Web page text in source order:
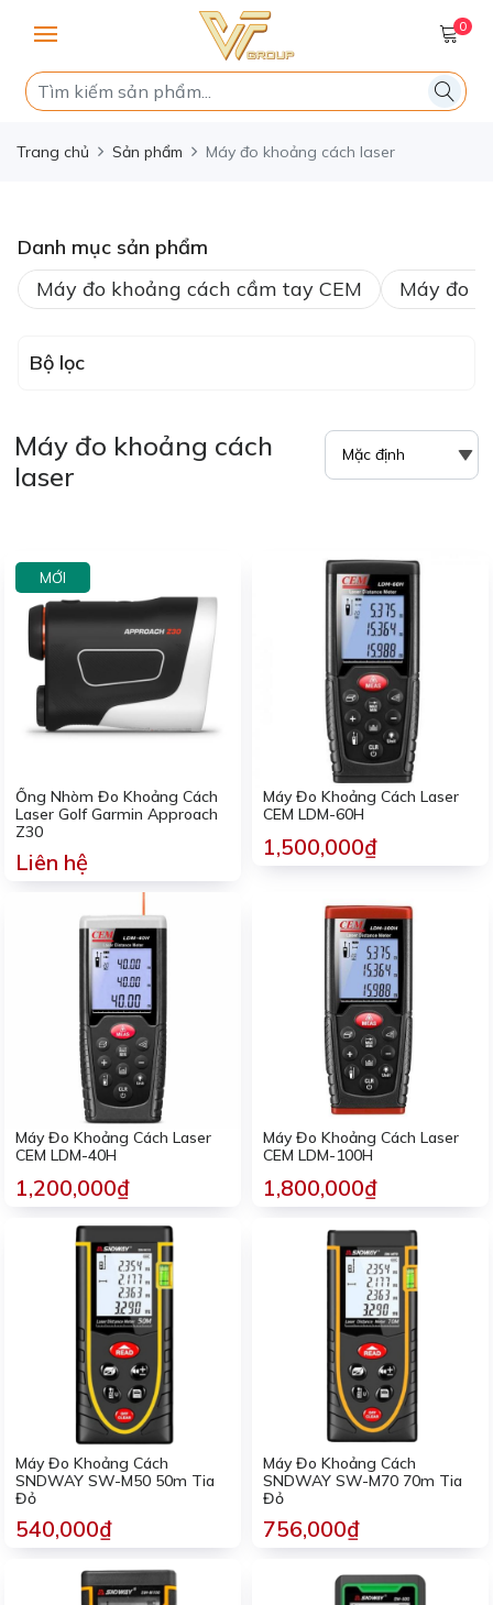
0
Trang chủ Sản phẩm Máy đo khoảng cách laser
Danh mục sản phẩm
Máy đo khoảng cách cầm tay CEM
Máy đo
Bộ lọc
Máy đo khoảng cách
laser
MỚI
Ống Nhòm Đo Khoảng Cách
Laser Golf Garmin Approach
Z30
Liên hệ
Máy Đo Khoảng Cách Laser
CEM LDM-60H
1,500,000₫
Máy Đo Khoảng Cách Laser
CEM LDM-40H
1,200,000₫
Máy Đo Khoảng Cách Laser
CEM LDM-100H
1,800,000₫
Máy Đo Khoảng Cách
SNDWAY SW-M50 50m Tia
Đỏ
540,000₫
Máy Đo Khoảng Cách
SNDWAY SW-M70 70m Tia
Đỏ
756,000₫